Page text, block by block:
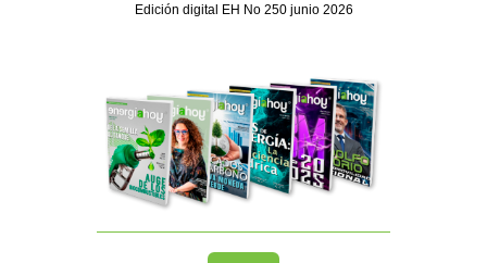
Edición digital EH No 250 junio 2026